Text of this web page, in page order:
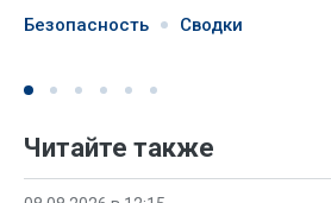
Безопасность Сводки
Читайте также